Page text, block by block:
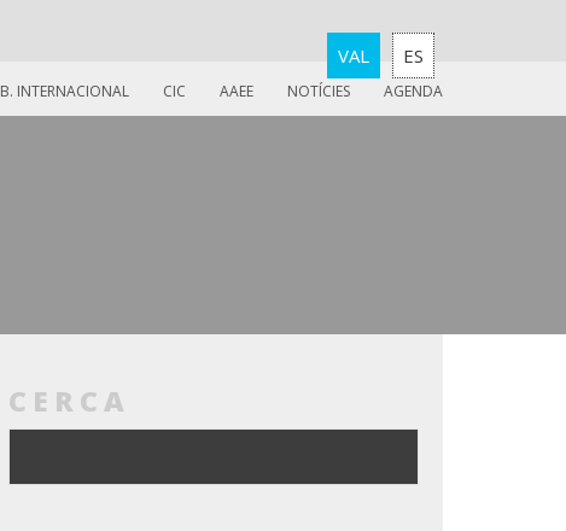
VAL ES
B. INTERNACIONAL CIC AAEE NOTÍCIES AGENDA
CERCA